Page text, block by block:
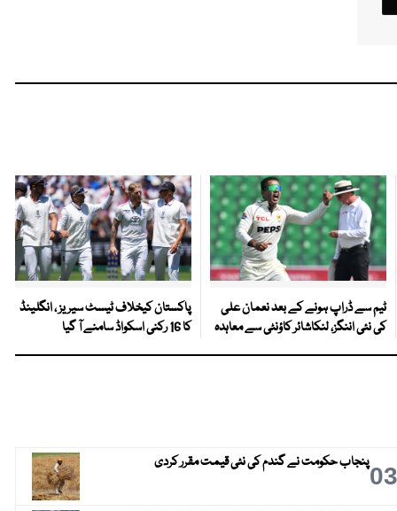
ٹیم سے ڈراپ ہونے کے بعد نعمان علی
کی نئی اننگز، لنکاشائر کاؤنٹی سے معاہدہ
پاکستان کیخلاف ٹیسٹ سیریز ، انگلینڈ
کا 16 رکنی اسکواڈ سامنے آ گیا
03پنجاب حکومت نے گندم کی نئی قیمت مقرر کردی